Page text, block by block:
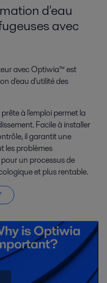
d'eau
avec
avec Optiwia™ est
d'eau d'utilité des
à l'emploi permet la
Facile à installer
il garantit une
les problèmes
pour un processus de
et plus rentable.